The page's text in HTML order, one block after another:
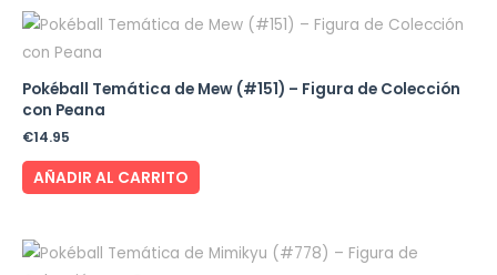
Pokéball Temática de Mew (#151) – Figura de Colección
con Peana
€14.95
AÑADIR AL CARRITO